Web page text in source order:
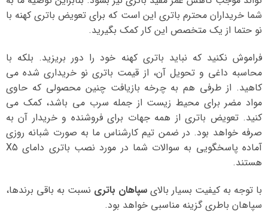
شما خریداران محترم باتری این است که برای تعویض باتری کهنه با
نو حتما از یک متخصص این کار کمک بگیرید.
فراموش نکنید که نباید باتری کهنه خود را دور بریزید. بلکه با
محاسبه داغی و تحویل آن، از قیمت باتری نو خریداری شده می
کاهید. از طرفی هم به چرخه بازیافت چنین محصولی که حاوی
مواد مضر برای محیط زیست از جمله سرب می باشد، کمک می
کنید. تعویض باتری از همه جهات برای فروشنده و خریدار آن به
صرفه خواهد بود. در ضمن تیم کارشناس ما به صورت شبانه روزی
آماده پاسخگویی به سوالات شما در مورد نصب باتری دامای X5
هستند.
با توجه به کیفیت بسیار بالای سپاهان باتری نسبت به باقی برندها،
سپاهان باطری گزینه مناسبی خواهد بود.